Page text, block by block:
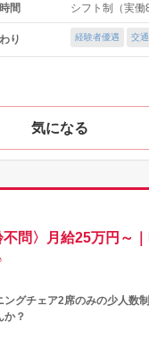
間 シフト制（実
り 経験者優遇 交
気になる
問〉月給25万円～
ングチェア2席のみの少人数
か？